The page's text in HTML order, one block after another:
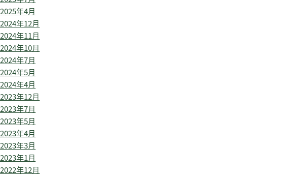
2025年4月
2024年12月
2024年11月
2024年10月
2024年7月
2024年5月
2024年4月
2023年12月
2023年7月
2023年5月
2023年4月
2023年3月
2023年1月
2022年12月